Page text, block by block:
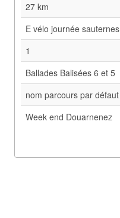
27 km
E vélo journée sauternes
1
Ballades Balisées 6 et 5
nom parcours par défaut
Week end Douarnenez